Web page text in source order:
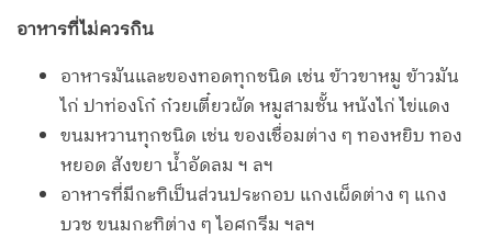
อาหารที่ไม่ควรกิน
อาหารมันและของทอดทุกชนิด เช่น ข้าวขาหมู ข้าวมัน
ไก่ ปาท่องโก๋ ก๋วยเตี๋ยวผัด หมูสามชั้น หนังไก่ ไข่แดง
ขนมหวานทุกชนิด เช่น ของเชื่อมต่าง ๆ ทองหยิบ ทอง
หยอด สังขยา น้ำอัดลม ฯ ลฯ
อาหารที่มีกะทิเป็นส่วนประกอบ แกงเผ็ดต่าง ๆ แกง
บวช ขนมกะทิต่าง ๆ ไอศกรีม ฯลฯ